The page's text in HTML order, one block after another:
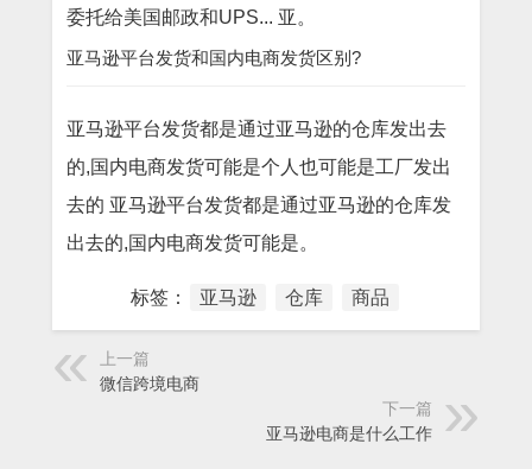
委托给美国邮政和UPS... 亚。
亚马逊平台发货和国内电商发货区别?
亚马逊平台发货都是通过亚马逊的仓库发出去
的,国内电商发货可能是个人也可能是工厂发出
去的 亚马逊平台发货都是通过亚马逊的仓库发
出去的,国内电商发货可能是。
标签： 亚马逊 仓库 商品
上一篇
微信跨境电商
下一篇
亚马逊电商是什么工作